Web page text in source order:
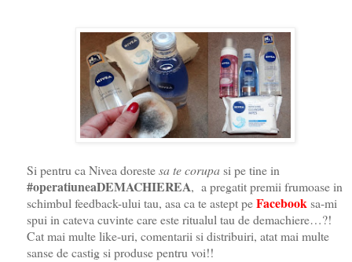
Si pentru ca Nivea dorestesa te corupasi pe tine in
#operatiuneaDEMACHIEREA, a pregatit premii frumoase in
schimbul feedback-ului tau, asa ca te astept peFacebooksa-mi
spui in cateva cuvinte care este ritualul tau de demachiere…?!
Cat mai multe like-uri, comentarii si distribuiri, atat mai multe
sanse de castig si produse pentru voi!!